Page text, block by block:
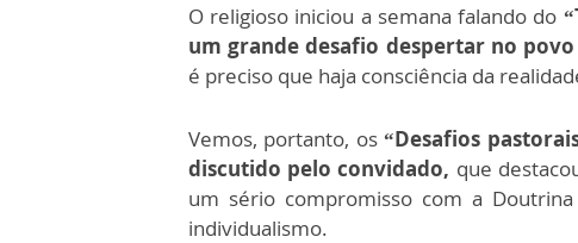
O religioso iniciou a semana falando do
um grande desafio despertar no
é preciso que haja consciência da
Vemos, portanto, os“Desafios
discutido pelo convidado, que
um sério compromisso com a
individualismo.